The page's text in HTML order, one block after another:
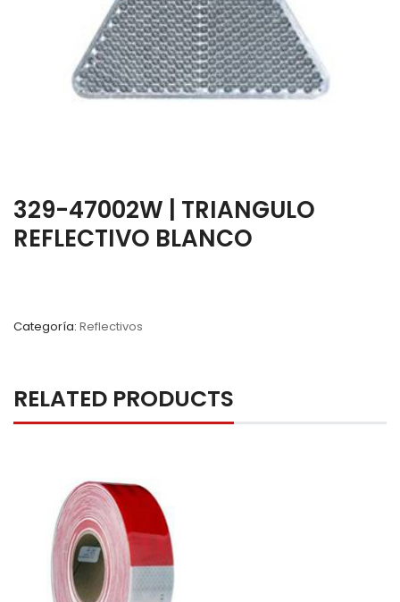
329-47002W | TRIANGULO
REFLECTIVO BLANCO
Categoría: Reflectivos
RELATED PRODUCTS